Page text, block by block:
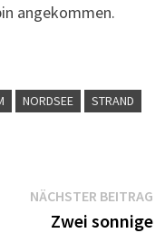
angekommen.
NORDSEE
STRAND
NÄCHSTER BEITRAG
Zwei sonnige